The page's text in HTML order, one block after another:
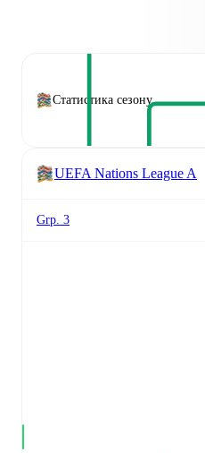
Статистика сезону
UEFA Nations League A
Grp. 3